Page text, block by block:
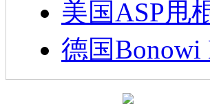
美国ASP甩
德国